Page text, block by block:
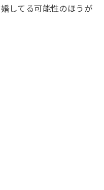
してる可能性のほうが